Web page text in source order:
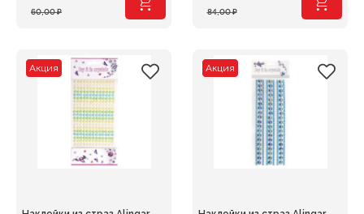
60,00₽
Первоначальная
60,00 ₽.
Текущая
84,00₽
Первоначальная
84,00 ₽.
Текущая
Акция Акция